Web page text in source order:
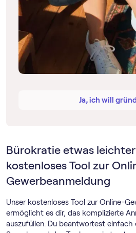
Ja, ich will
Bürokratie etwas
kostenloses Tool zur
Gewerbeanmeldung
Unser kostenloses Tool zur Online-
ermöglicht es dir, das komplizierte
auszufüllen. Du beantwortest einfach